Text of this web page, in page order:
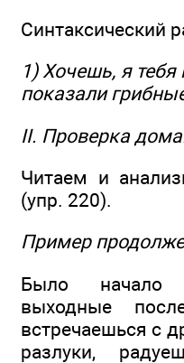
Синтаксический
1) Хочешь, я
показали
II. Проверка
Читаем и
(упр. 220).
Пример
Было начало
выходные
встречаешься с
разлуки,